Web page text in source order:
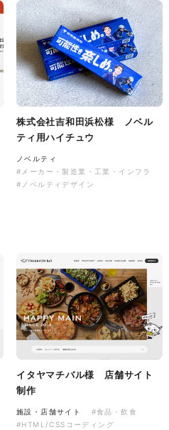
株式会社吉和田浜松様 ノベル
ティ用ハイチュウ
ノベルティ
#メーカー・製造業・工業・インフラ
#ノベルティデザイン
イタヤマチバル様 店舗サイト
制作
施設・店舗サイト
#食品・飲食
#HTML/CSSコーディング